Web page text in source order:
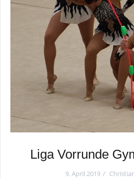
Liga Vorrunde
9. April 2019